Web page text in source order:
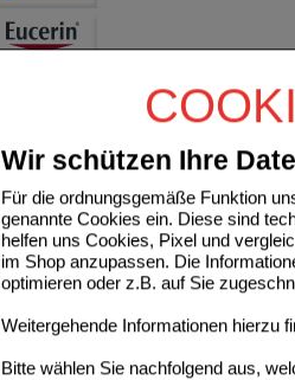
Wir schützen Ihre
Für die ordnungsgemäße Funktion
genannte Cookies ein. Diese sind
helfen uns Cookies, Pixel und
im Shop anzupassen. Die
optimieren oder z.B. auf Sie
Weitergehende Informationen hierzu
Bitte wählen Sie nachfolgend aus,